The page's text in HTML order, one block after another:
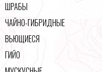
ШРАБЫ
ЧАЙНО-ГИБРИДНЫЕ
ВЬЮЩИЕСЯ
ГИЙО